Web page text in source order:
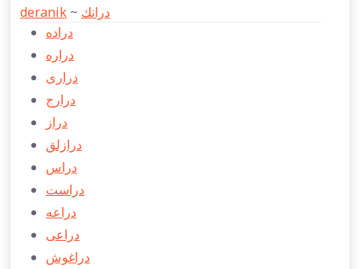
deranik ~ درانك
دراده
دراره
دراری
درارج
دراز
درازلق
دراس
دراست
دراعه
دراعی
دراغوش